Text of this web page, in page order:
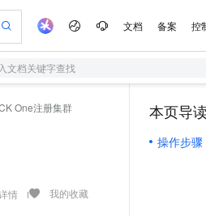
文档 备案 控
文档关键字查找
One注册集群
情 我的收藏
本页导读
操作步骤
百炼
全托管，含MySQL、PostgreSQL、SQL Server、MariaDB多引擎
轻量应用服务器
器，轻松开启游戏
Agency Agents：
，一键激活电商全链路生产力
AI 活动
AI 生产力先锋
先锋实践拓展 AI 生
阿里云
Token
专业服务
服务伙伴合作
Al MaaS 服务伙伴
伙伴信用分合作计划
开发者社区
加入我们